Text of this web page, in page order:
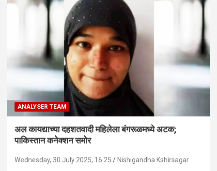
ANALYSER TEAM
अल कायद्याच्या दहशतवादी महिलेला बंगरूळमध्ये अटक;
पाकिस्तान कनेक्शन समोर
Wednesday, 30 July 2025, 16:25 Nishigandha Kshirsagar